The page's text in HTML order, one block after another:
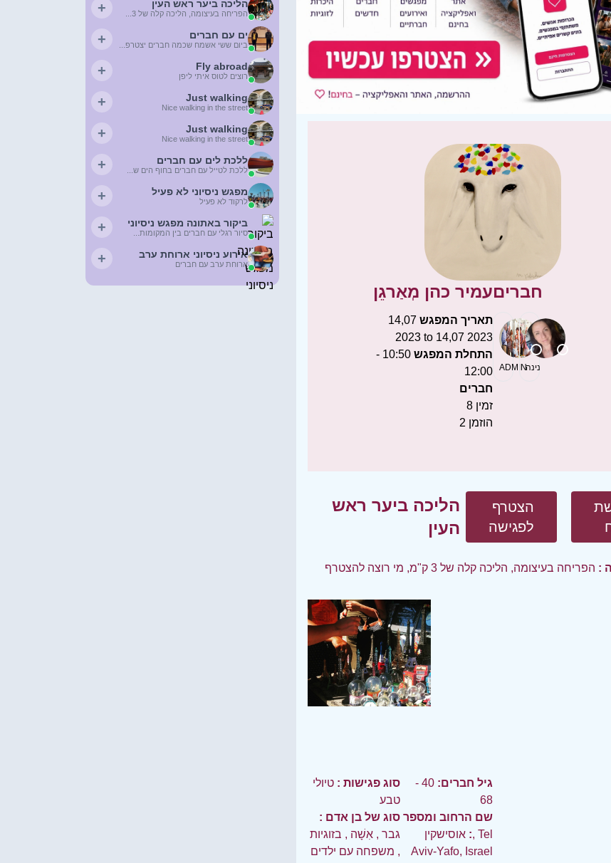
הליכה ביער ראש העין
הפריחה בעיצומה, הליכה קלה של 3... +
ים עם חברים
ביום ששי אשמח שכמה חברים יצטרפ... +
Fly abroad
רוצים לטוס איתי ליפן +
Just walking
Nice walking in the street
+
Just walking
Nice walking in the street
+
ללכת לים עם חברים
ללכת לטייל עם חברים בחוף הים ש... +
מפגש ניסיוני לא פעיל
לרקוד לא פעיל +
ביקור באתונה מפגש ניסיוני
סיור רגלי עם חברים בין המקומות... +
אירוע ניסיוני ארוחת ערב
ארוחת ערב עם חברים +
עמיר כהן מְאַרגֵן
תאריך המפגש 14,07
2023 to 14,07 2023
התחלת המפגש
10:50 -
12:00
חברים
8 זמין
2 הוזמן
חברים
ADMINנינה
הליכה ביער ראש
העין
הצטרף
לפגישה
: הפריחה בעיצומה, הליכה קלה של 3 ק"מ, מי רוצה להצטרף
סוג פגישות : טיולי
טבע
סוג של בן אדם :
גבר , אִשָׁה , בזוגיות
, משפחה עם ילדים
גיל חברים:
40 -
68
שם הרחוב ומספר
: אוסישקין, Tel
Aviv-Yafo, Israel